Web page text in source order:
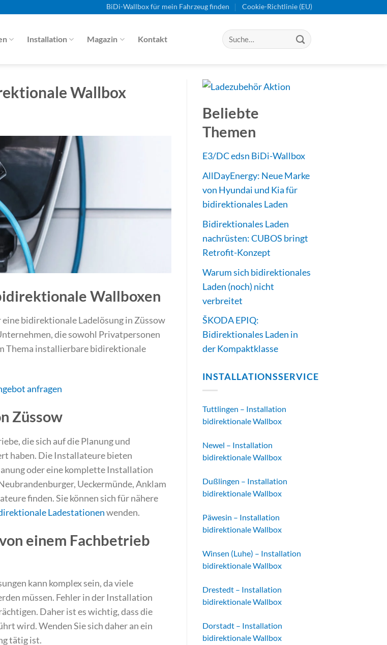
BiDi-Wallbox für mein Fahrzeug finden Cookie-Richtlinie (EU)
Installation Magazin Kontakt
Wallbox
Wallboxen
eine bidirektionale Ladelösung in Züssow
die sowohl Privatpersonen
Thema installierbare bidirektionale
anfragen
Züssow
die sich auf die Planung und
haben. Die Installateure bieten
oder eine komplette Installation
Ueckermünde, Anklam
finden. Sie können sich für nähere
Ladestationenwenden.
einem Fachbetrieb
kann komplex sein, da viele
müssen. Fehler in der Installation
Daher ist es wichtig, dass die
wird. Wenden Sie sich daher an ein
tätig ist.
Beliebte
Themen
E3/DC edsn BiDi-Wallbox
AllDayEnergy: Neue Marke
von Hyundai und Kia für
bidirektionales Laden
Bidirektionales Laden
nachrüsten: CUBOS bringt
Retrofit-Konzept
Warum sich bidirektionales
Laden (noch) nicht
verbreitet
ŠKODA EPIQ:
Bidirektionales Laden in
der Kompaktklasse
INSTALLATIONSSERVICE
Tuttlingen – Installation
bidirektionale Wallbox
Newel – Installation
bidirektionale Wallbox
Dußlingen – Installation
bidirektionale Wallbox
Päwesin – Installation
bidirektionale Wallbox
Winsen (Luhe) – Installation
bidirektionale Wallbox
Drestedt – Installation
bidirektionale Wallbox
Dorstadt – Installation
bidirektionale Wallbox